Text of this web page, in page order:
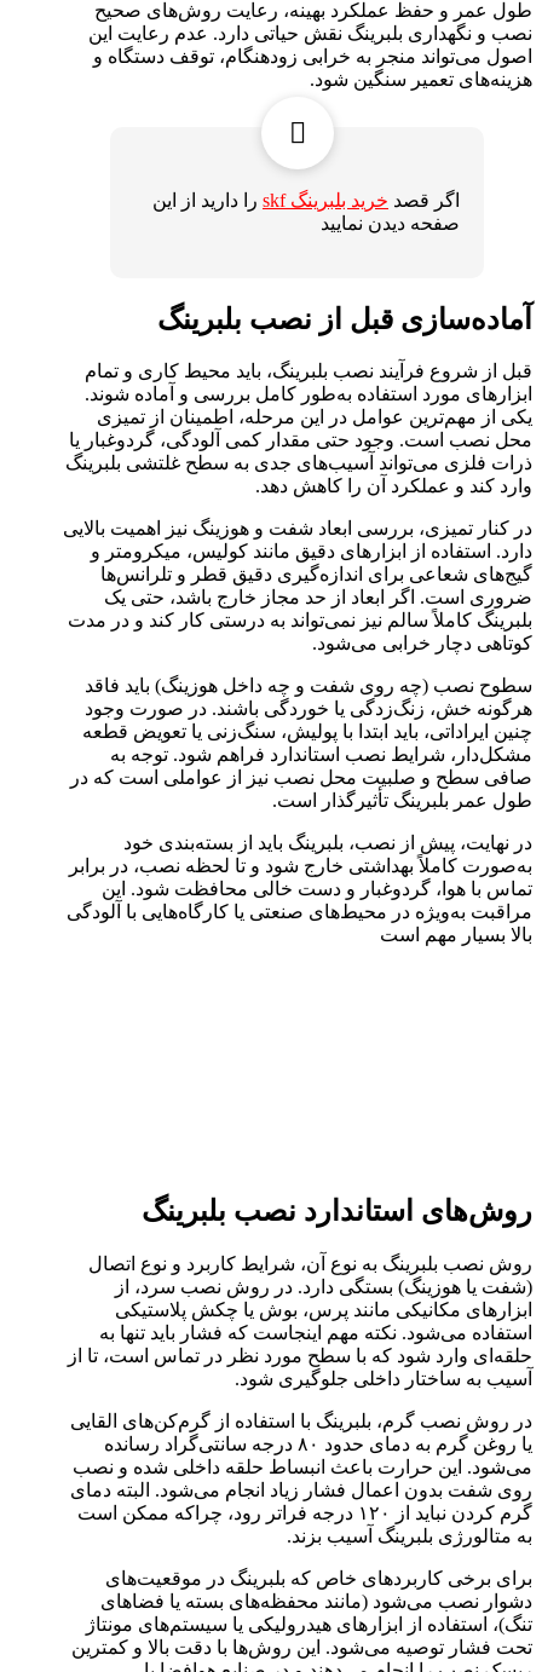
طول عمر و حفظ عملکرد بهینه، رعایت روش‌های صحیح
نصب و نگهداری بلبرینگ نقش حیاتی دارد. عدم رعایت این
اصول می‌تواند منجر به خرابی زودهنگام، توقف دستگاه و
هزینه‌های تعمیر سنگین شود.
اگر قصد خرید بلبرینگ skf
را دارید از این
صفحه دیدن نمایید
آماده‌سازی قبل از نصب بلبرینگ
قبل از شروع فرآیند نصب بلبرینگ، باید محیط کاری و تمام
ابزارهای مورد استفاده به‌طور کامل بررسی و آماده شوند.
یکی از مهم‌ترین عوامل در این مرحله، اطمینان از تمیزی
محل نصب است. وجود حتی مقدار کمی آلودگی، گردوغبار یا
ذرات فلزی می‌تواند آسیب‌های جدی به سطح غلتشی بلبرینگ
وارد کند و عملکرد آن را کاهش دهد.
در کنار تمیزی، بررسی ابعاد شفت و هوزینگ نیز اهمیت بالایی
دارد. استفاده از ابزارهای دقیق مانند کولیس، میکرومتر و
گیج‌های شعاعی برای اندازه‌گیری دقیق قطر و تلرانس‌ها
ضروری است. اگر ابعاد از حد مجاز خارج باشد، حتی یک
بلبرینگ کاملاً سالم نیز نمی‌تواند به درستی کار کند و در مدت
کوتاهی دچار خرابی می‌شود.
سطوح نصب (چه روی شفت و چه داخل هوزینگ) باید فاقد
هرگونه خش، زنگ‌زدگی یا خوردگی باشند. در صورت وجود
چنین ایراداتی، باید ابتدا با پولیش، سنگ‌زنی یا تعویض قطعه
مشکل‌دار، شرایط نصب استاندارد فراهم شود. توجه به
صافی سطح و صلبیت محل نصب نیز از عواملی است که در
طول عمر بلبرینگ تأثیرگذار است.
در نهایت، پیش از نصب، بلبرینگ باید از بسته‌بندی خود
به‌صورت کاملاً بهداشتی خارج شود و تا لحظه نصب، در برابر
تماس با هوا، گردوغبار و دست خالی محافظت شود. این
مراقبت به‌ویژه در محیط‌های صنعتی یا کارگاه‌هایی با آلودگی
بالا بسیار مهم است
روش‌های استاندارد نصب بلبرینگ
روش نصب بلبرینگ به نوع آن، شرایط کاربرد و نوع اتصال
(شفت یا هوزینگ) بستگی دارد. در روش نصب سرد، از
ابزارهای مکانیکی مانند پرس، بوش یا چکش پلاستیکی
استفاده می‌شود. نکته مهم اینجاست که فشار باید تنها به
حلقه‌ای وارد شود که با سطح مورد نظر در تماس است، تا از
آسیب به ساختار داخلی جلوگیری شود.
در روش نصب گرم، بلبرینگ با استفاده از گرم‌کن‌های القایی
یا روغن گرم به دمای حدود ۸۰ درجه سانتی‌گراد رسانده
می‌شود. این حرارت باعث انبساط حلقه داخلی شده و نصب
روی شفت بدون اعمال فشار زیاد انجام می‌شود. البته دمای
گرم کردن نباید از ۱۲۰ درجه فراتر رود، چراکه ممکن است
به متالورژی بلبرینگ آسیب بزند.
برای برخی کاربردهای خاص که بلبرینگ در موقعیت‌های
دشوار نصب می‌شود (مانند محفظه‌های بسته یا فضاهای
تنگ)، استفاده از ابزارهای هیدرولیکی یا سیستم‌های مونتاژ
تحت فشار توصیه می‌شود. این روش‌ها با دقت بالا و کمترین